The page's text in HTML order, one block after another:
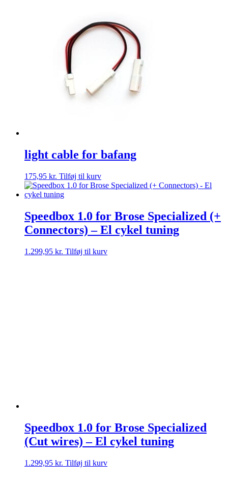
light cable for bafang
175,95 kr. Tilføj til kurv
Speedbox 1.0 for Brose Specialized (+
Connectors) – El cykel tuning
1.299,95 kr. Tilføj til kurv
Speedbox 1.0 for Brose Specialized
(Cut wires) – El cykel tuning
1.299,95 kr. Tilføj til kurv